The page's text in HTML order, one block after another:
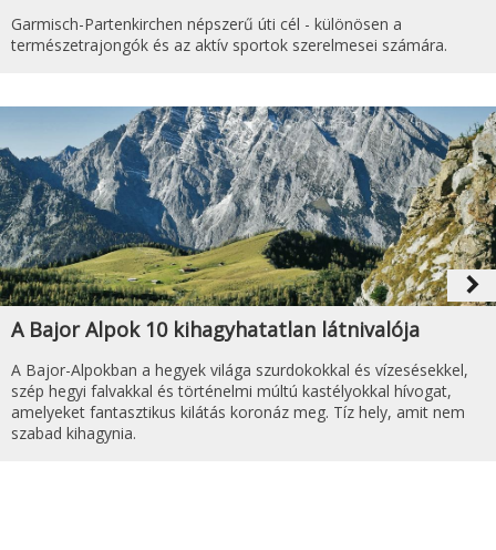
Garmisch-Partenkirchen népszerű úti cél - különösen a
természetrajongók és az aktív sportok szerelmesei számára.
navigate_next
A Bajor Alpok 10 kihagyhatatlan látnivalója
A Bajor-Alpokban a hegyek világa szurdokokkal és vízesésekkel,
szép hegyi falvakkal és történelmi múltú kastélyokkal hívogat,
amelyeket fantasztikus kilátás koronáz meg. Tíz hely, amit nem
szabad kihagynia.